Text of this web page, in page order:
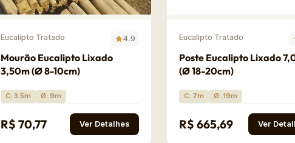
Eucalipto Tratado 4.9
Mourão Eucalipto Lixado
3,50m (Ø 8-10cm)
C: 3.5m Ø: 9m
R$ 70,77 Ver Detalhes
Eucalipto Tratado
Poste Eucalipto Lixado
(Ø 18-20cm)
C: 7m Ø: 19m
R$ 665,69 Ver